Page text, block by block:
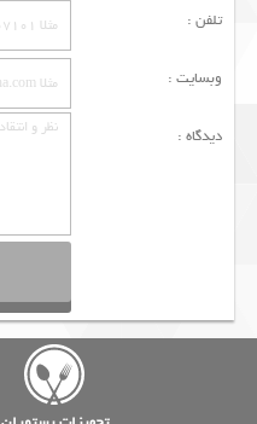
تلفن :
وبسایت :
دیدگاه :